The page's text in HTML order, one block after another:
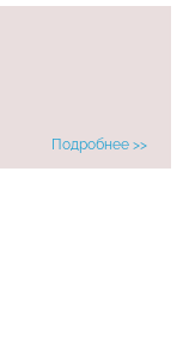
Подробнее >>
369 грн.